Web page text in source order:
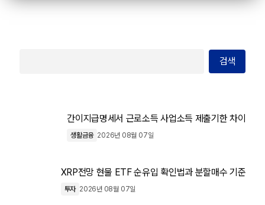
검색
간이지급명세서 근로소득 사업소득 제출기한 차이
생활금융 2026년 08월 07일
XRP전망 현물 ETF 순유입 확인법과 분할매수 기준
투자 2026년 08월 07일